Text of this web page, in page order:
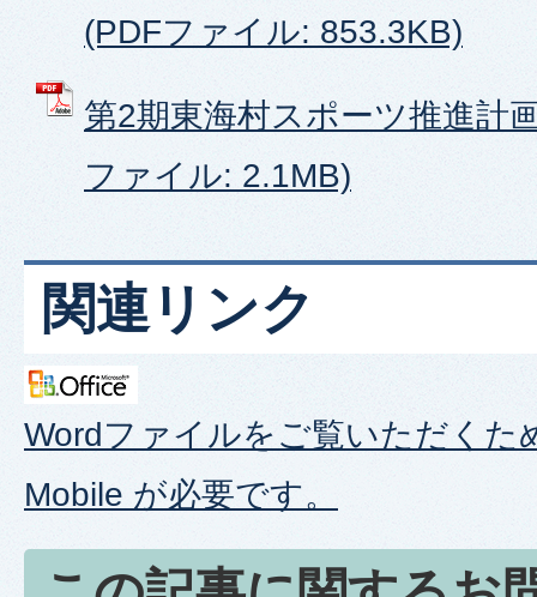
(PDFファイル: 853.3KB)
第2期東海村スポーツ推進計
ファイル: 2.1MB)
関連リンク
Wordファイルをご覧いただくた
Mobile が必要です。